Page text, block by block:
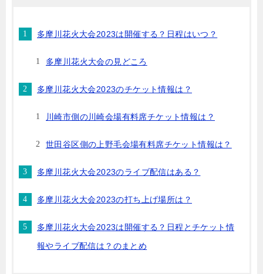
多摩川花火大会2023は開催する？日程はいつ？
多摩川花火大会の見どころ
多摩川花火大会2023のチケット情報は？
川崎市側の川崎会場有料席チケット情報は？
世田谷区側の上野毛会場有料席チケット情報は？
多摩川花火大会2023のライブ配信はある？
多摩川花火大会2023の打ち上げ場所は？
多摩川花火大会2023は開催する？日程とチケット情
報やライブ配信は？のまとめ